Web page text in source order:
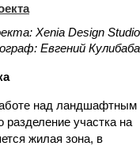
Xenia Design Studio
Евгений Кулибаба
над ландшафтным
разделение участка на
жилая зона, в